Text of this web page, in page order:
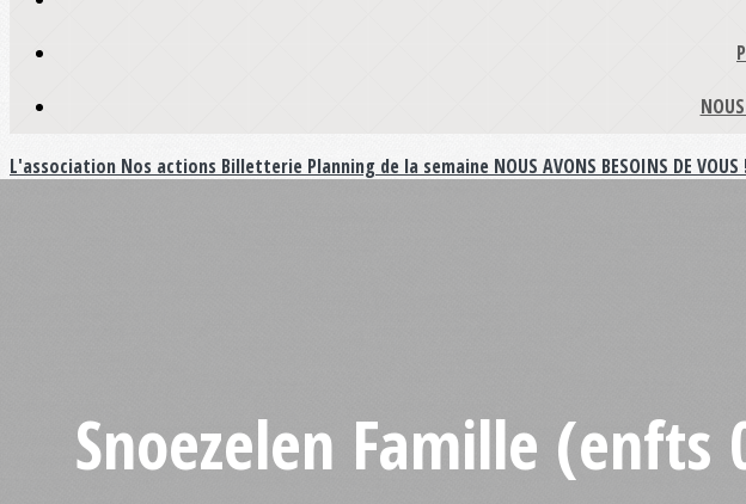
L'association Nos actions Billetterie Planning de la semaine NOUS AVONS BESOINS DE VOUS
Snoezelen Famille